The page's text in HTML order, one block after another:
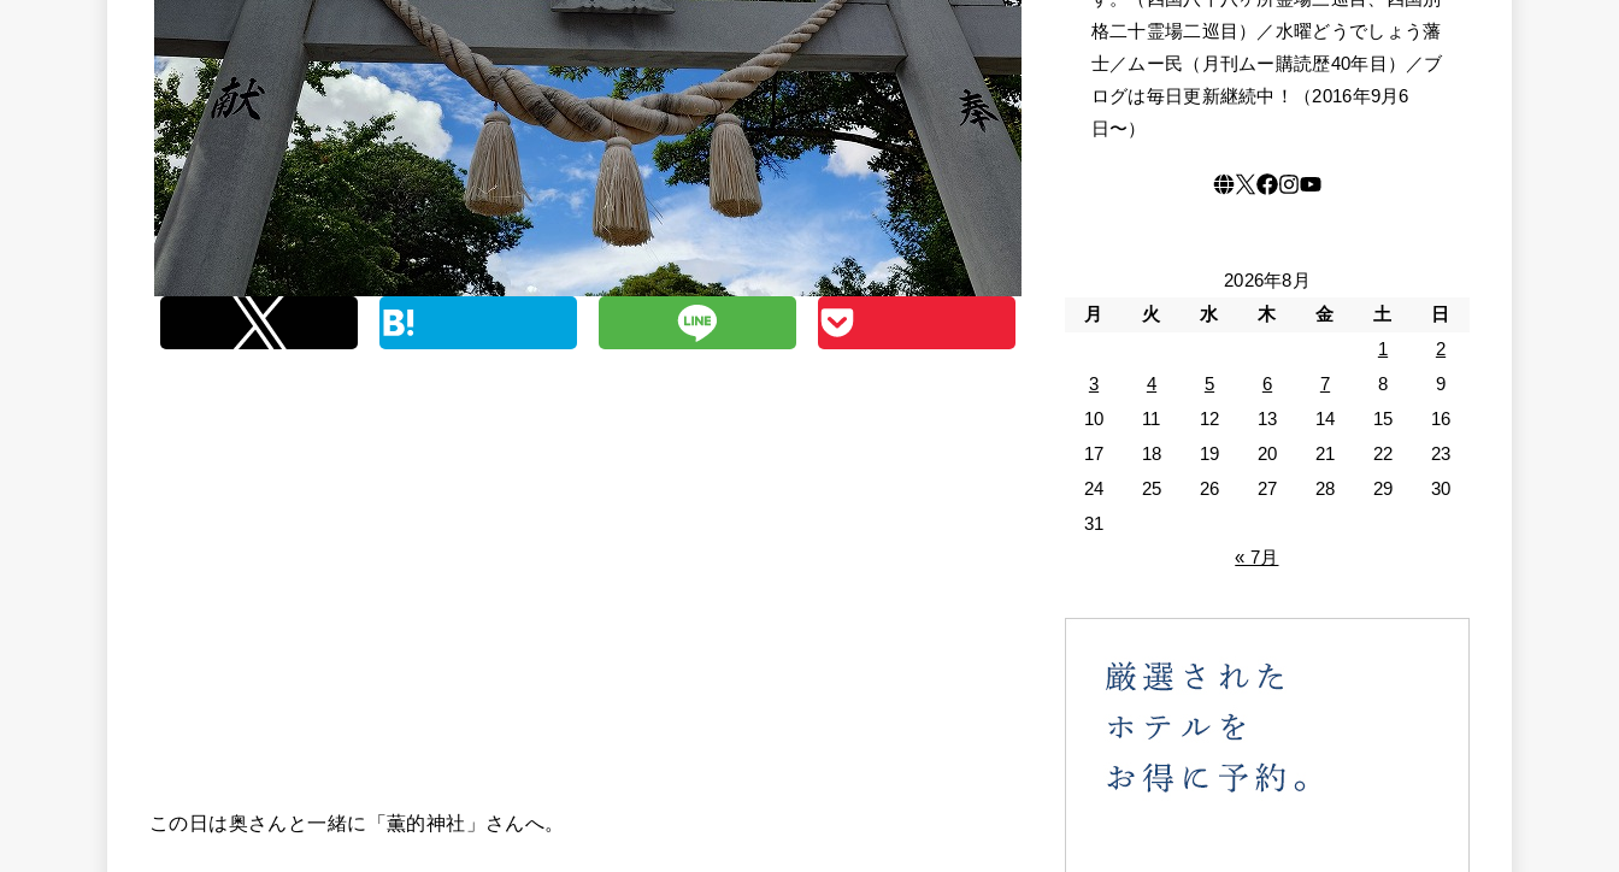
この日は奥さんと一緒に「薫的神社」さんへ。
格二十霊場二巡目）／水曜どうでしょう藩
士／ムー民（月刊ムー購読歴40年目）／ブ
ログは毎日更新継続中！（2016年9月6
日〜）
2026年8月
月
火 水 木 金 土
日
1
2
3
4 5 6 7 8
9
10
11 12 13 14 15
16
17
18 19 20 21 22
23
24
25 26 27 28 29
30
31
« 7月